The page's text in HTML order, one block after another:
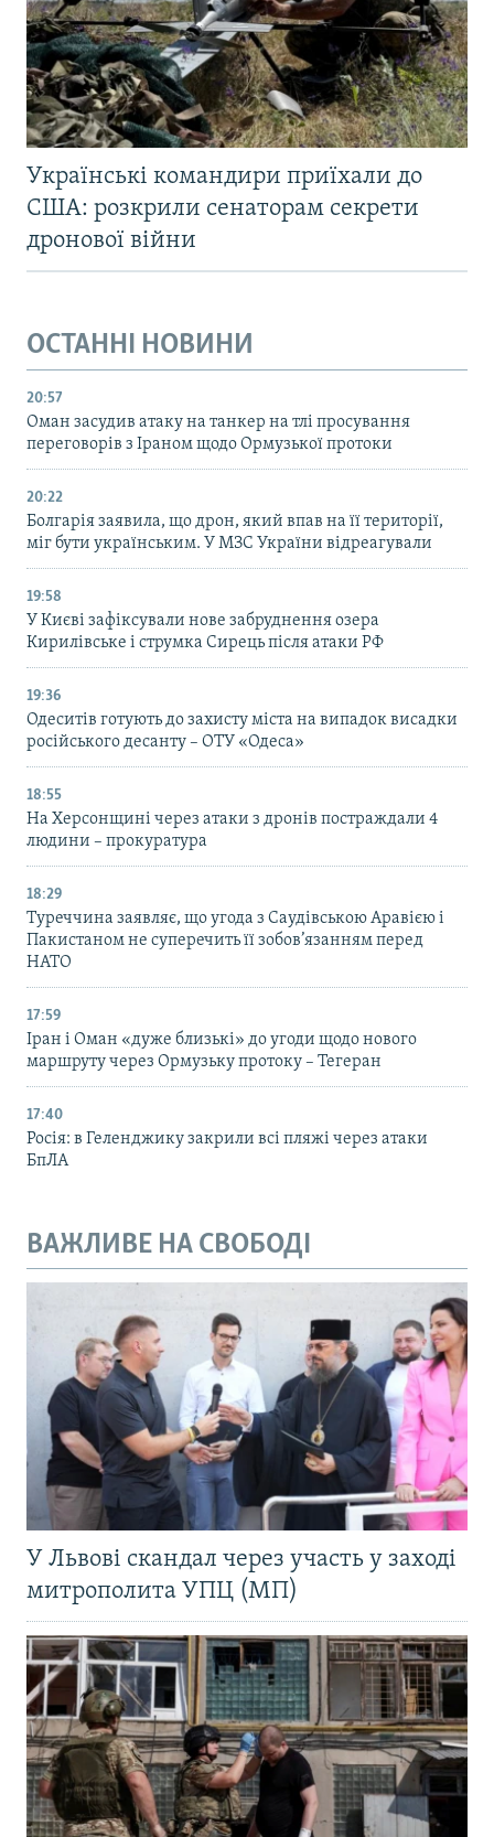
Українські командири приїхали до
США: розкрили сенаторам секрети
дронової війни
ОСТАННІ НОВИНИ
20:57
Оман засудив атаку на танкер на тлі просування
переговорів з Іраном щодо Ормузької протоки
20:22
Болгарія заявила, що дрон, який впав на її території,
міг бути українським. У МЗС України відреагували
19:58
У Києві зафіксували нове забруднення озера
Кирилівське і струмка Сирець після атаки РФ
19:36
Одеситів готують до захисту міста на випадок висадки
російського десанту – ОТУ «Одеса»
18:55
На Херсонщині через атаки з дронів постраждали 4
людини – прокуратура
18:29
Туреччина заявляє, що угода з Саудівською Аравією і
Пакистаном не суперечить її зобов’язанням перед
НАТО
17:59
Іран і Оман «дуже близькі» до угоди щодо нового
маршруту через Ормузьку протоку – Тегеран
17:40
Росія: в Геленджику закрили всі пляжі через атаки
БпЛА
ВАЖЛИВЕ НА СВОБОДІ
У Львові скандал через участь у заході
митрополита УПЦ (МП)